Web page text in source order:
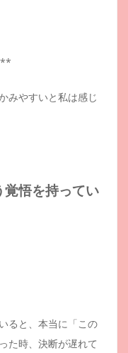
**
みやすいと私は感じ
悟を持ってい
ると、本当に「この
た時、決断が遅れて